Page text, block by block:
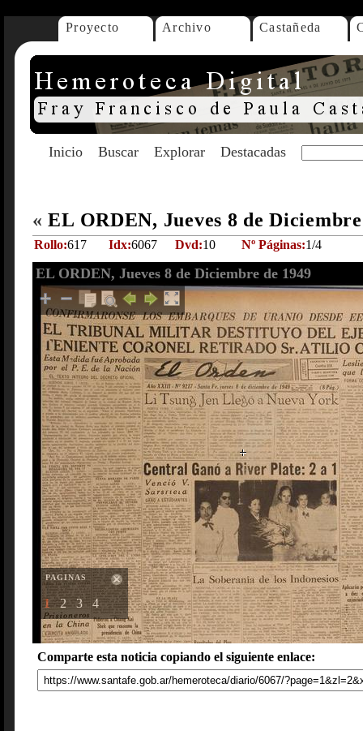
Proyecto Archivo Castañeda
Inicio Buscar Explorar Destacadas
« EL ORDEN, Jueves 8 de
Rollo:617 Idx:6067 Dvd:10 Nº Páginas:1/4
EL ORDEN, Jueves 8 de Diciembre de 1949
PAGINAS
1 2 3 4
Comparte esta noticia copiando el siguiente enlace: